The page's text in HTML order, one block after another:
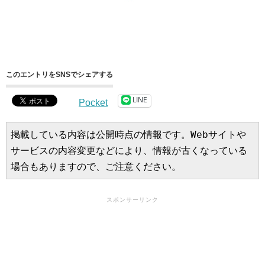
このエントリをSNSでシェアする
Pocket LINE
掲載している内容は公開時点の情報です。Webサイトや
サービスの内容変更などにより、情報が古くなっている
場合もありますので、ご注意ください。
スポンサーリンク